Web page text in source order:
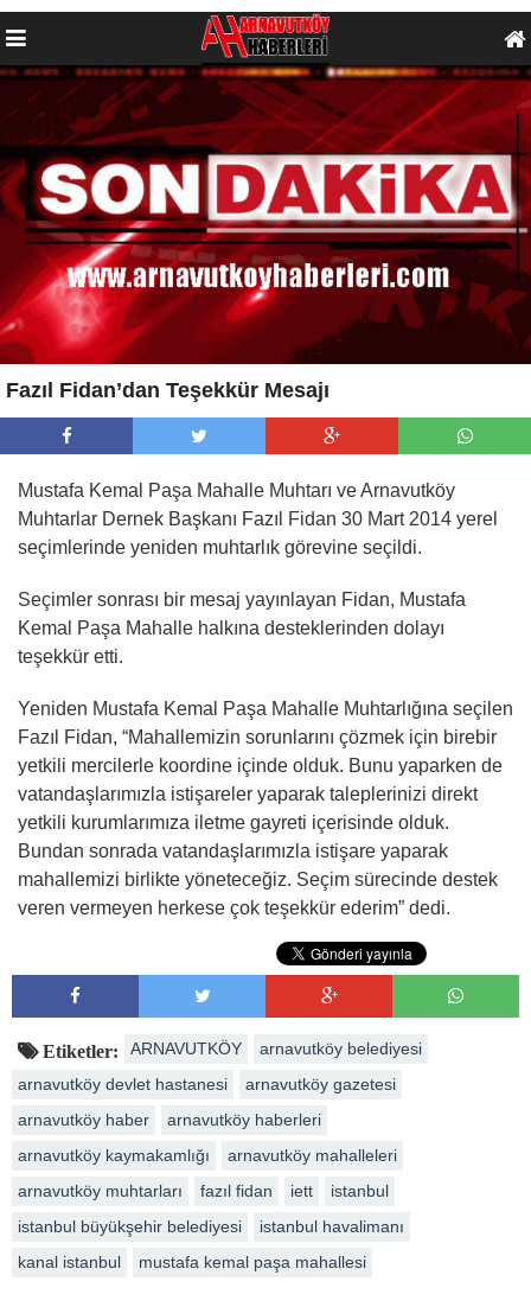
Fazıl Fidan’dan Teşekkür Mesajı
Mustafa Kemal Paşa Mahalle Muhtarı ve Arnavutköy
Muhtarlar Dernek Başkanı Fazıl Fidan 30 Mart 2014 yerel
seçimlerinde yeniden muhtarlık görevine seçildi.
Seçimler sonrası bir mesaj yayınlayan Fidan, Mustafa
Kemal Paşa Mahalle halkına desteklerinden dolayı
teşekkür etti.
Yeniden Mustafa Kemal Paşa Mahalle Muhtarlığına seçilen
Fazıl Fidan, “Mahallemizin sorunlarını çözmek için birebir
yetkili mercilerle koordine içinde olduk. Bunu yaparken de
vatandaşlarımızla istişareler yaparak taleplerinizi direkt
yetkili kurumlarımıza iletme gayreti içerisinde olduk.
Bundan sonrada vatandaşlarımızla istişare yaparak
mahallemizi birlikte yöneteceğiz. Seçim sürecinde destek
veren vermeyen herkese çok teşekkür ederim” dedi.
Etiketler: ARNAVUTKÖY
arnavutköy belediyesi
arnavutköy devlet hastanesi
arnavutköy gazetesi
arnavutköy haber
arnavutköy haberleri
arnavutköy kaymakamlığı
arnavutköy mahalleleri
arnavutköy muhtarları
fazıl fidan iett
istanbul
istanbul büyükşehir belediyesi
istanbul havalimanı
kanal istanbul
mustafa kemal paşa mahallesi